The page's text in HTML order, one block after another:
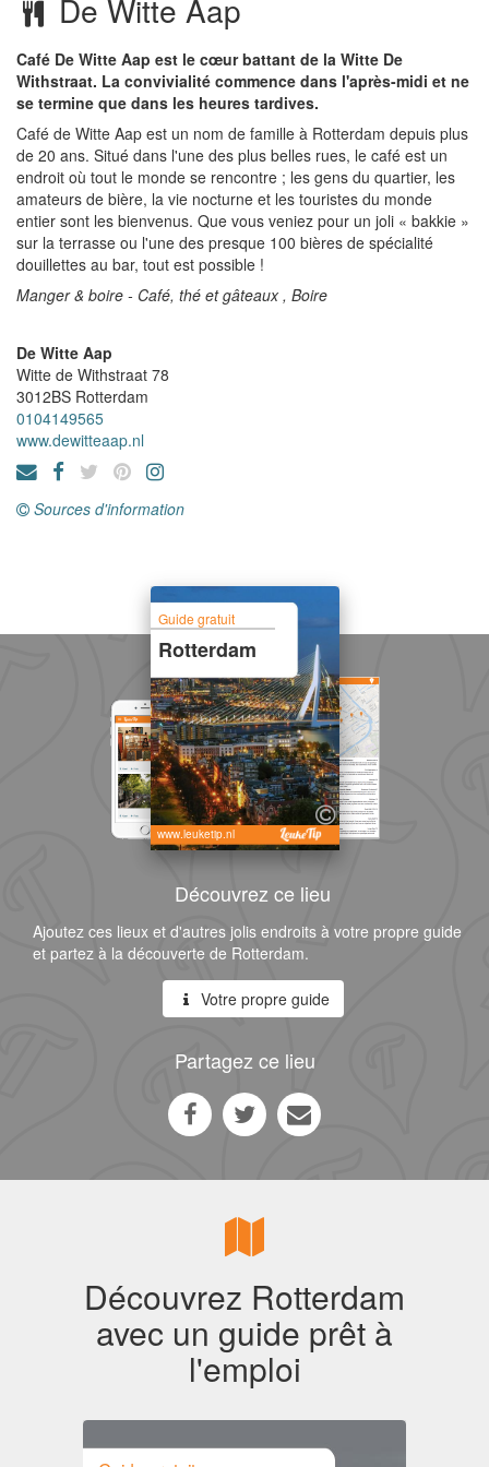
De Witte Aap
Café De Witte Aap est le cœur battant de la Witte De
Withstraat. La convivialité commence dans l'après-midi et ne
se termine que dans les heures tardives.
Café de Witte Aap est un nom de famille à Rotterdam depuis plus
de 20 ans. Situé dans l'une des plus belles rues, le café est un
endroit où tout le monde se rencontre ; les gens du quartier, les
amateurs de bière, la vie nocturne et les touristes du monde
entier sont les bienvenus. Que vous veniez pour un joli « bakkie »
sur la terrasse ou l'une des presque 100 bières de spécialité
douillettes au bar, tout est possible !
Manger & boire - Café, thé et gâteaux , Boire
De Witte Aap
Witte de Withstraat 78
3012BS Rotterdam
0104149565
www.dewitteaap.nl
Sources d'information
Guide gratuit
Rotterdam
www.leuketip.nl
Découvrez ce lieu
Ajoutez ces lieux et d'autres jolis endroits à votre propre guide
et partez à la découverte de Rotterdam.
Votre propre guide
Partagez ce lieu
Découvrez Rotterdam
avec un guide prêt à
l'emploi